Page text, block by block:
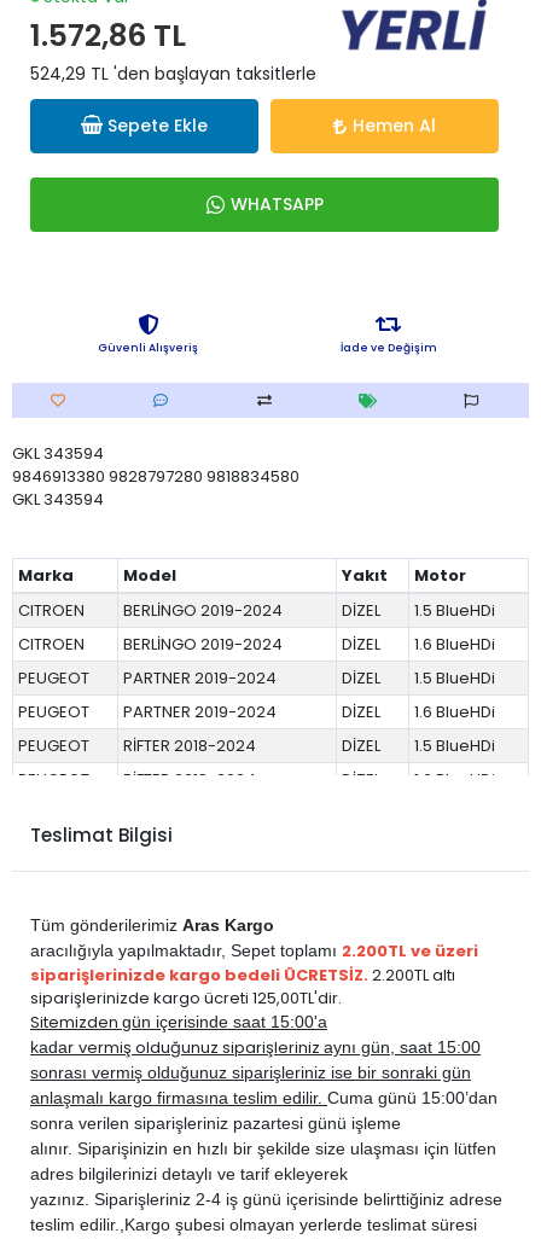
1.572,86 TL
524,29 TL 'den başlayan taksitlerle
Sepete Ekle Hemen Al
WHATSAPP
Güvenli Alışveriş İade ve Değişim
GKL 343594
9846913380 9828797280 9818834580
GKL 343594
Marka Model Yakıt
Motor
CITROEN
BERLİNGO 2019-2024 DİZEL
1.5 BlueHDi
CITROEN
BERLİNGO 2019-2024 DİZEL
1.6 BlueHDi
PEUGEOT
PARTNER 2019-2024 DİZEL
1.5 BlueHDi
PEUGEOT
PARTNER 2019-2024 DİZEL
1.6 BlueHDi
PEUGEOT
RİFTER 2018-2024 DİZEL
1.5 BlueHDi
PEUGEOT
RİFTER 2018-2024 DİZEL 1.6 BlueHDi
Teslimat Bilgisi
Tüm gönderilerimiz Aras Kargo
aracılığıyla yapılmaktadır, Sepet toplamı 2.200TL ve üzeri
siparişlerinizde kargo bedeli ÜCRETSİZ.2.200TL altı
siparişlerinizde kargo ücreti 125,00TL'dir.
Sitemizden gün içerisinde saat 15:00'a
kadar vermiş olduğunuz siparişleriniz aynı gün, saat 15:00
sonrası vermiş olduğunuz siparişleriniz ise bir sonraki gün
anlaşmalı kargo firmasına teslim edilir. Cuma günü 15:00’dan
sonra verilen siparişleriniz pazartesi günü işleme
alınır. Siparişinizin en hızlı bir şekilde size ulaşması için lütfen
adres bilgilerinizi detaylı ve tarif ekleyerek
yazınız. Siparişleriniz 2-4 iş günü içerisinde belirttiğiniz adrese
teslim edilir., Kargo şubesi olmayan yerlerde teslimat süresi